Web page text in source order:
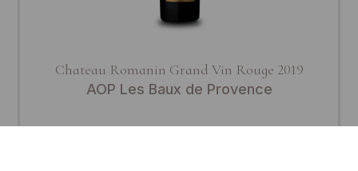
Chateau Romanin Grand Vin Rouge 2019
AOP Les Baux de Provence